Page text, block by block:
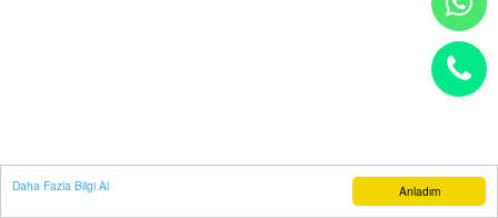
Anladım
Daha Fazla Bilgi Al